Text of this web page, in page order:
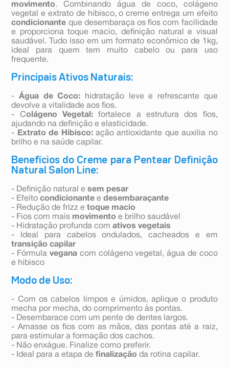
movimento. Combinando água de coco, colágeno
vegetal e extrato de hibisco, o creme entrega um efeito
condicionante que desembaraça os fios com facilidade
e proporciona toque macio, definição natural e visual
saudável. Tudo isso em um formato econômico de 1kg,
ideal para quem tem muito cabelo ou para uso
frequente.
Principais Ativos Naturais:
-Água de Coco: hidratação leve e refrescante que
devolve a vitalidade aos fios.
- Colágeno Vegetal:fortalece a estrutura dos fios,
ajudando na definição e elasticidade.
-
Extrato de Hibisco:ação antioxidante que auxilia no
brilho e na saúde capilar.
Benefícios do Creme para Pentear Definição
Natural Salon Line:
- Definição natural esem pesar
- Efeitocondicionante edesembaraçante
- Redução de frizz etoque macio
- Fios com mais movimento e brilho saudável
- Hidratação profunda comativos vegetais
- Ideal para cabelos ondulados, cacheados e em
transição capilar
- Fórmula veganacom colágeno vegetal, água de coco
e hibisco
Modo de Uso:
- Com os cabelos limpos e úmidos, aplique o produto
mecha por mecha, do comprimento às pontas.
- Desembarace com um pente de dentes largos.
- Amasse os fios com as mãos, das pontas até a raiz,
para estimular a formação dos cachos.
- Não enxágue. Finalize como preferir.
- Ideal para a etapa definalização da rotina capilar.